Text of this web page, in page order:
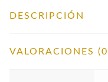
DESCRIPCIÓN
VALORACIONES